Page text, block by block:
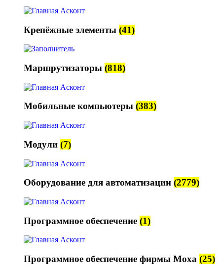
Крепёжные элементы (41)
Маршрутизаторы (818)
Мобильные компьютеры (383)
Модули (7)
Оборудование для автоматизации (2779)
Программное обеспечение (1)
Программное обеспечение фирмы Moxa (25)